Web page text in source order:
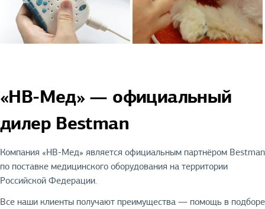
«НВ-Мед» — официальный
дилер Bestman
Компания «НВ-Мед» является официальным партнёром Bestman
по поставке медицинского оборудования на территории
Российской Федерации.
Все наши клиенты получают преимущества — помощь в подборе